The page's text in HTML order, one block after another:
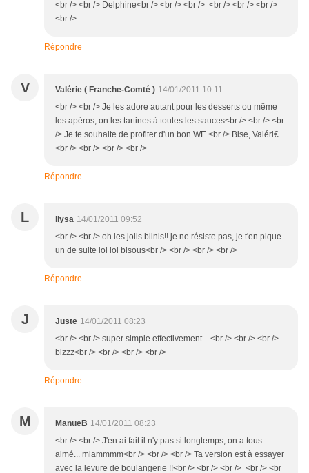
<br /> <br /> Delphine<br /> <br /> <br /> <br /> <br /> <br />
<br />
Répondre
V Valérie ( Franche-Comté ) 14/01/2011 10:11
<br /> <br /> Je les adore autant pour les desserts ou même
les apéros, on les tartines à toutes les sauces<br /> <br /> <br
/> Je te souhaite de profiter d'un bon WE.<br /> Bise, Valéri€.
<br /> <br /> <br /> <br />
Répondre
L llysa 14/01/2011 09:52
<br /> <br /> oh les jolis blinis!! je ne résiste pas, je t'en pique
un de suite lol lol bisous<br /> <br /> <br /> <br />
Répondre
J Juste 14/01/2011 08:23
<br /> <br /> super simple effectivement....<br /> <br /> <br />
bizzz<br /> <br /> <br /> <br />
Répondre
M ManueB 14/01/2011 08:23
<br /> <br /> J'en ai fait il n'y pas si longtemps, on a tous
aimé... miammmm<br /> <br /> <br /> Ta version est à essayer
avec la levure de boulangerie !!<br /> <br /> <br /> <br /> <br